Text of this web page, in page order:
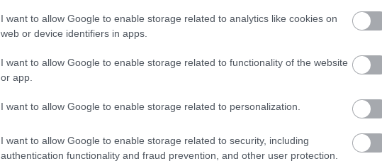
I want to allow Google to enable storage related to analytics like cookies on
web or device identifiers in apps.
I want to allow Google to enable storage related to functionality of the website
or app.
I want to allow Google to enable storage related to personalization.
I want to allow Google to enable storage related to security, including
authentication functionality and fraud prevention, and other user protection.